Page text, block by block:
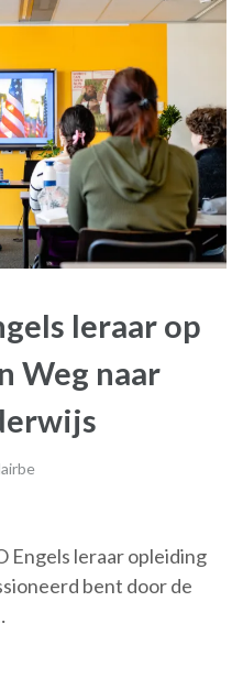
leraar op
Weg naar
Engels leraar opleiding
bent door de